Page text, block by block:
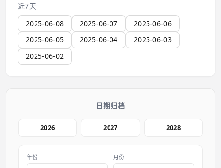
近7天
2025-06-08
2025-06-07
2025-06-06
2025-06-05
2025-06-04
2025-06-03
2025-06-02
日期归档
2026 2027 2028
年份 月份